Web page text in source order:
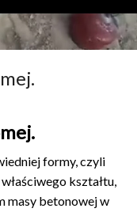
formy, czyli
kształtu,
masy betonowej w